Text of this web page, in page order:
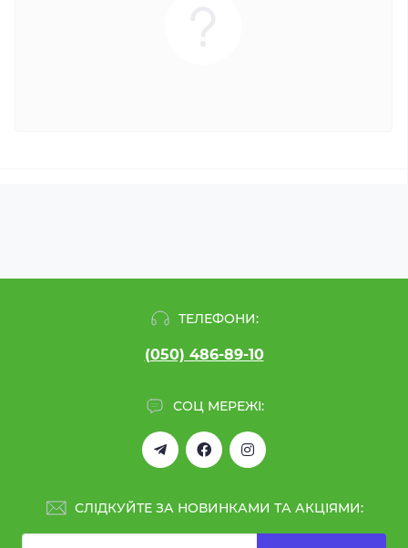
ТЕЛЕФОНИ:
(050) 486-89-10
СОЦ МЕРЕЖІ:
СЛІДКУЙТЕ ЗА НОВИНКАМИ ТА АКЦІЯМИ: